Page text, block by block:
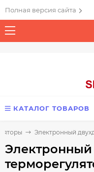
Полная версия сайта
КАТАЛОГ ТОВАРОВ
Электронный